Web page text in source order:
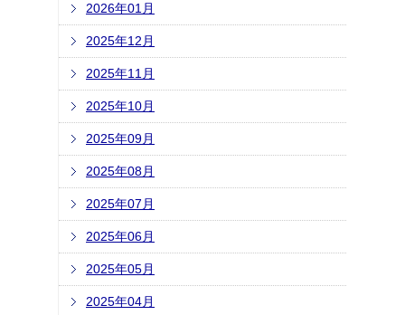
2026年01月
2025年12月
2025年11月
2025年10月
2025年09月
2025年08月
2025年07月
2025年06月
2025年05月
2025年04月